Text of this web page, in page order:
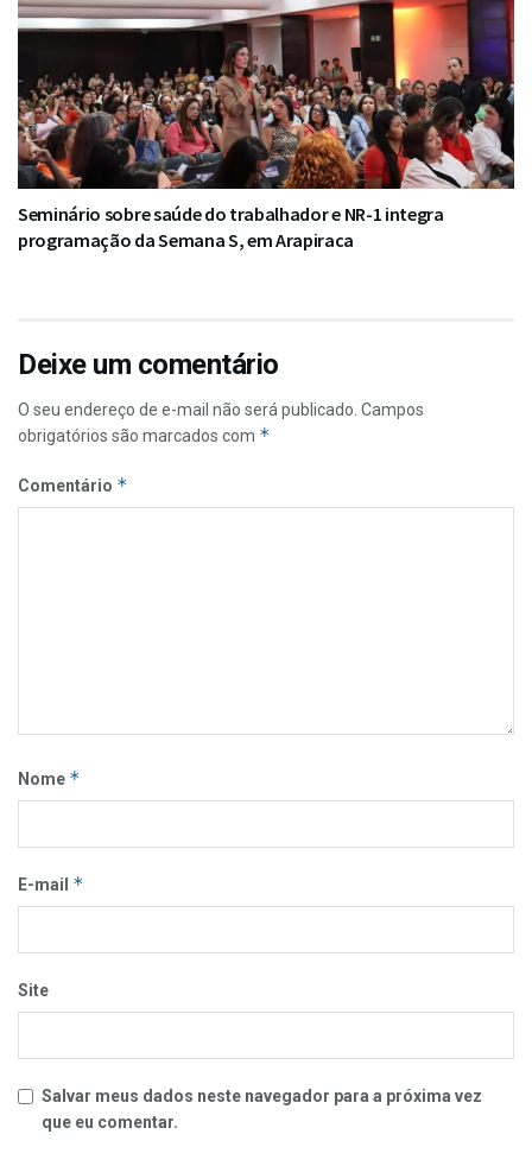
Seminário sobre saúde do trabalhador e NR-1 integra
programação da Semana S, em Arapiraca
Deixe um comentário
O seu endereço de e-mail não será publicado. Campos
obrigatórios são marcados com *
Comentário *
Nome *
E-mail *
Site
Salvar meus dados neste navegador para a próxima vez
que eu comentar.